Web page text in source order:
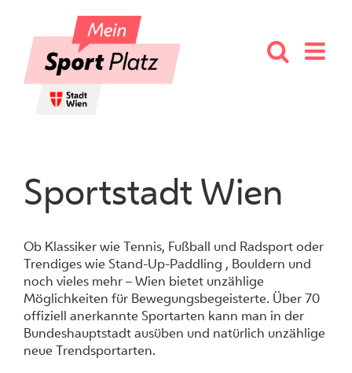
content
Sportstadt Wien
Ob Klassiker wie Tennis, Fußball und Radsport oder
Trendiges wie Stand-Up-Paddling , Bouldern und
noch vieles mehr – Wien bietet unzählige
Möglichkeiten für Bewegungsbegeisterte. Über 70
offiziell anerkannte Sportarten kann man in der
Bundeshauptstadt ausüben und natürlich unzählige
neue Trendsportarten.